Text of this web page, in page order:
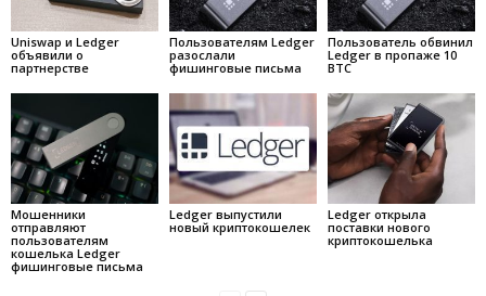
Uniswap и Ledger
объявили о
партнерстве
Пользователям Ledger
разослали
фишинговые письма
Пользователь обвинил
Ledger в пропаже 10
BTC
Мошенники
отправляют
пользователям
кошелька Ledger
фишинговые письма
Ledger выпустили
новый криптокошелек
Ledger открыла
поставки нового
криптокошелька